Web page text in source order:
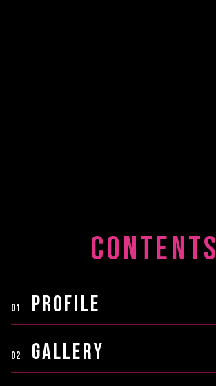
CONTENTS
01 PROFILE
02 GALLERY